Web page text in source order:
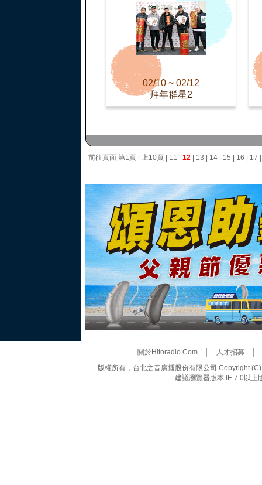
02/10 ~ 02/12
拜年群星2
前往頁面 第1頁 上10頁 11 12 13 14 15 16 17
關於Hitoradio.Com│ 人才招募
版權所有，台北之音廣播股份有限公司 Copyright
建議瀏覽器版本 IE 7.0以上